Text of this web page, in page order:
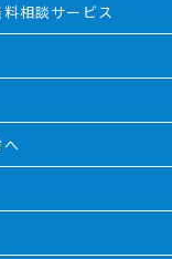
相談サービス